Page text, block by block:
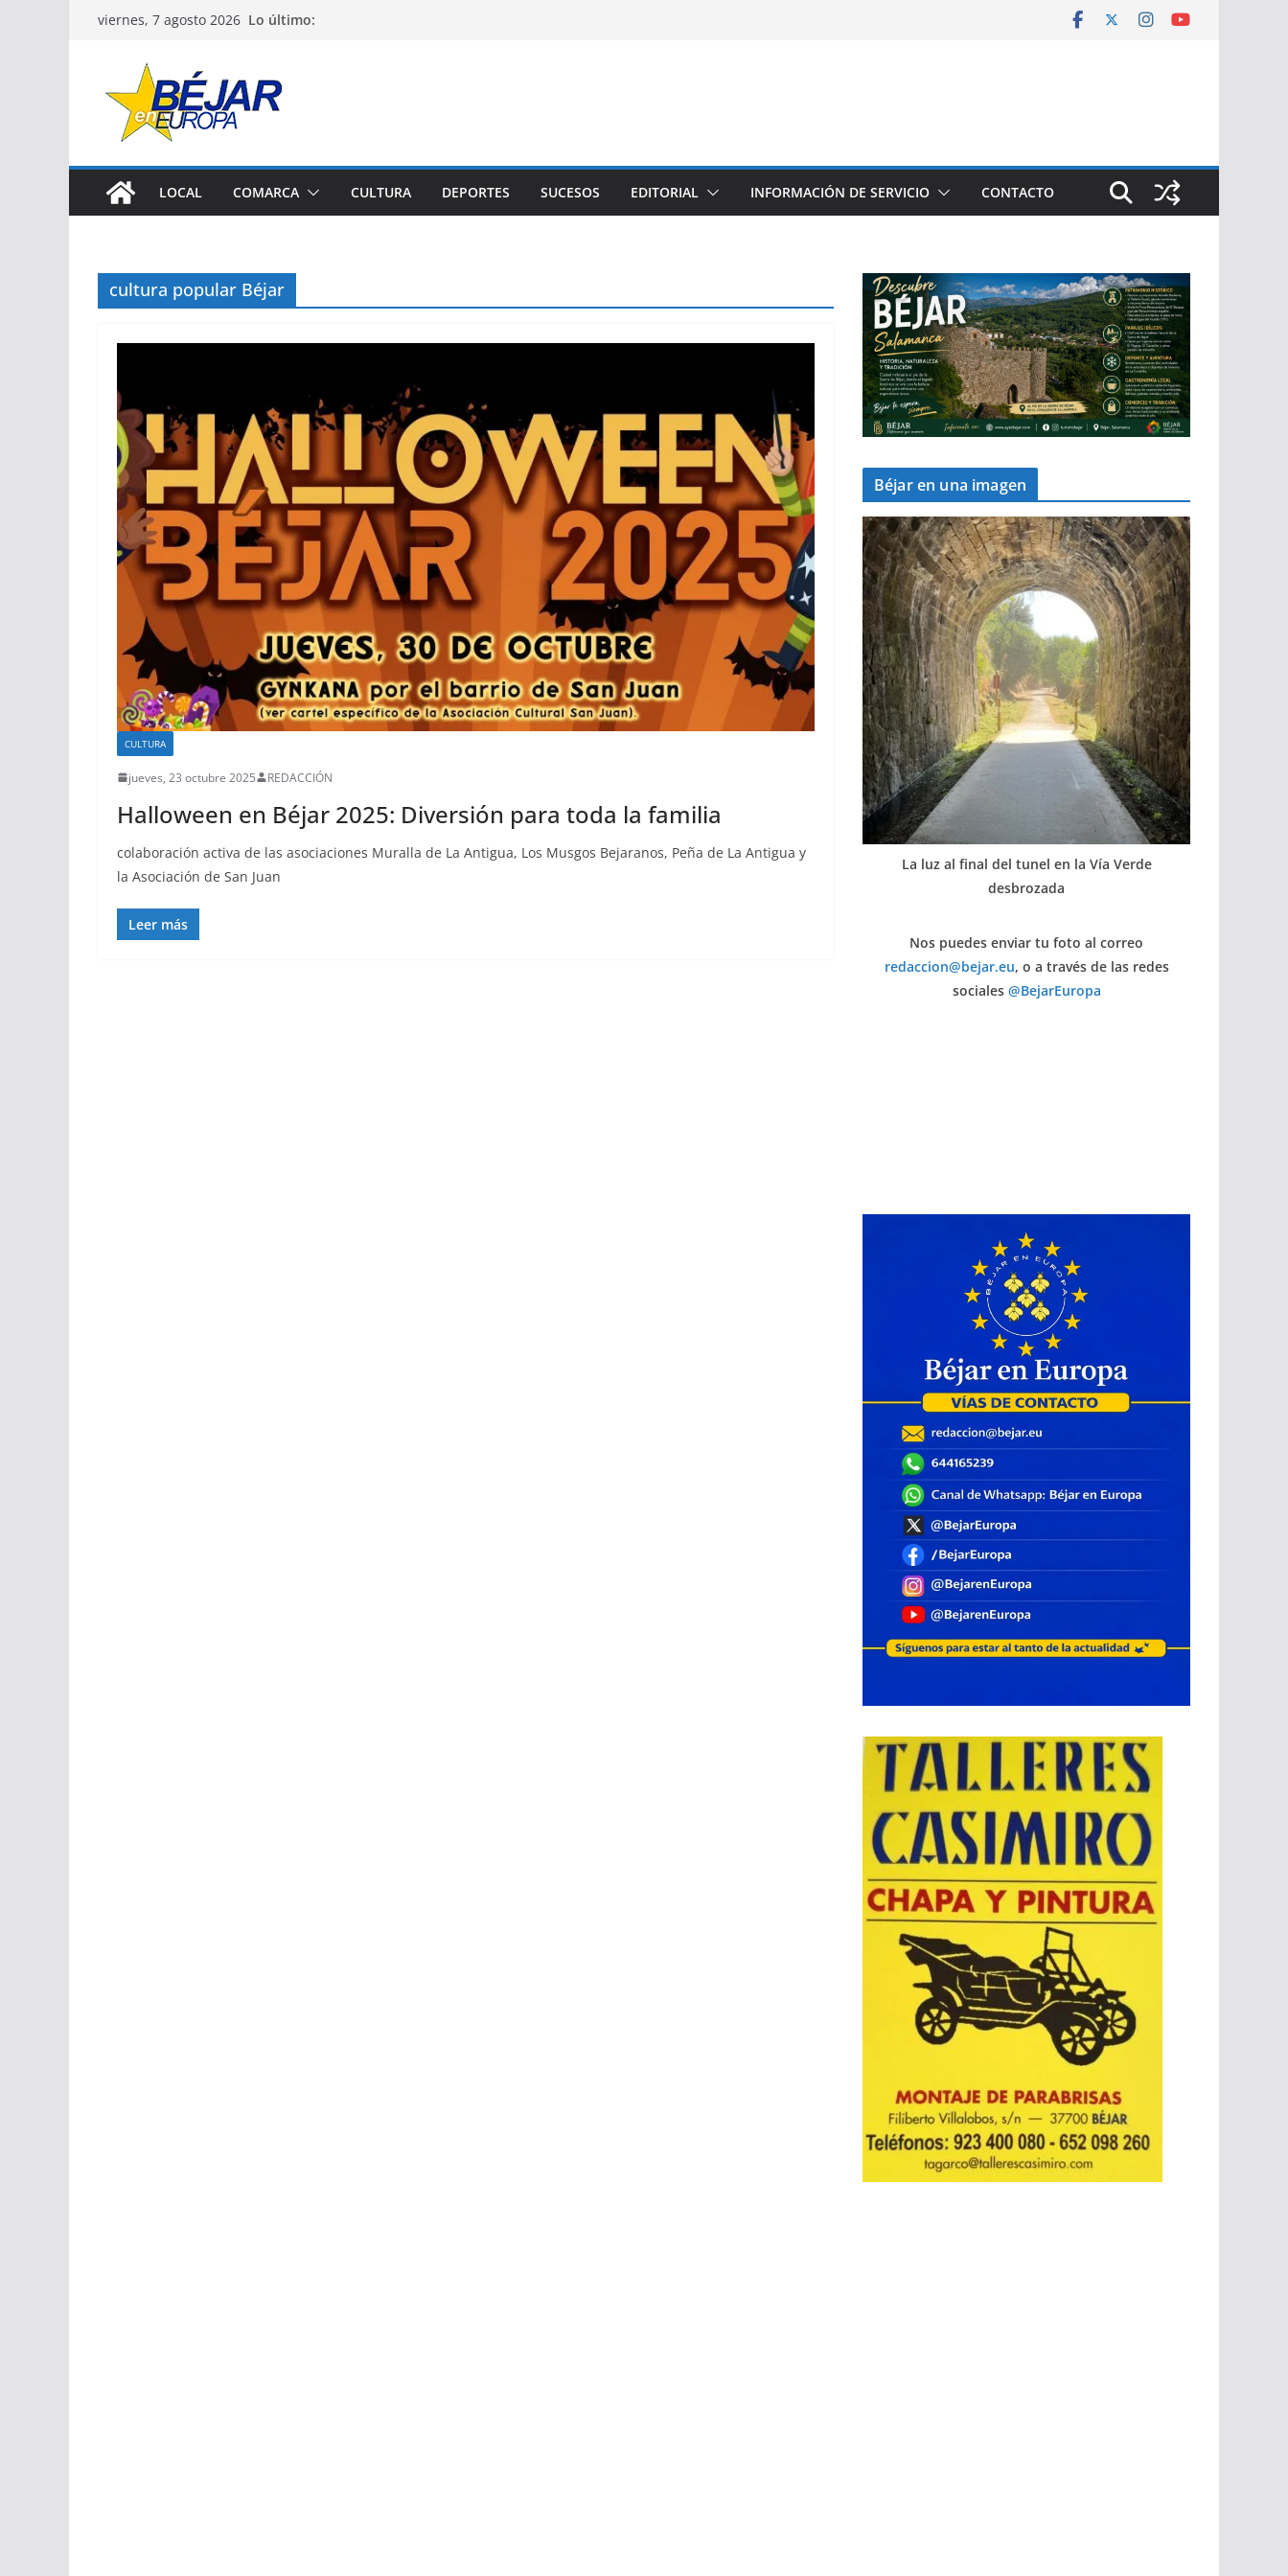
Saltarviernes, 7 agosto 2026 Lo último:
LOCAL COMARCA CULTURA DEPORTES SUCESOS EDITORIAL INFORMACIÓN DE SERVICIO CONTACTO
cultura popular Béjar
CULTURA
jueves, 23 octubre 2025 REDACCIÓN
Halloween en Béjar 2025: Diversión para toda la familia
colaboración activa de las asociaciones Muralla de La Antigua, Los Musgos Bejaranos, Peña de La Antigua y
la Asociación de San Juan
Leer más
Béjar en una imagen
La luz al final del tunel en la Vía Verde
desbrozada
Nos puedes enviar tu foto al correo
redaccion@bejar.eu, o a través de las redes
sociales @BejarEuropa